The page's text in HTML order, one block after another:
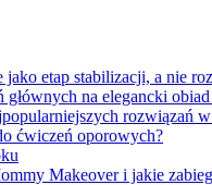
etap stabilizacji, a nie
na elegancki
rozwiązań
ćwiczeń oporowych?
Makeover i jakie